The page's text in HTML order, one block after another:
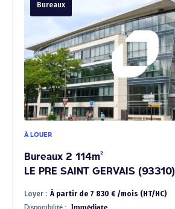
Bureaux
À LOUER
Bureaux 2 114m²
LE PRE SAINT GERVAIS (93310)
Loyer : À partir de 7 830 € /mois (HT/HC)
Disponibilité :
Immédiate